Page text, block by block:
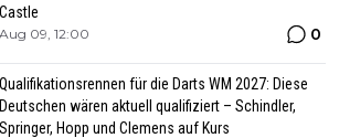
Castle
Aug 09, 12:00 0
Qualifikationsrennen für die Darts WM 2027: Diese
Deutschen wären aktuell qualifiziert – Schindler,
Springer, Hopp und Clemens auf Kurs